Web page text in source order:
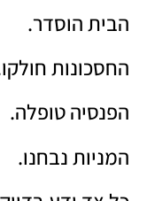
הבית הוסדר.
החסכונות
הפנסיה טופלה.
המניות נבחנו.